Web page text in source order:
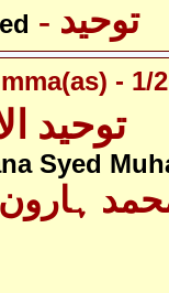
- توحید
- 1/2
توحید
Syed